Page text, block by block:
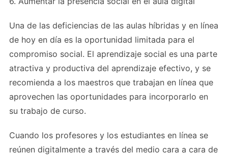
Una de las deficiencias de las aulas híbridas y en línea
de hoy en día es la oportunidad limitada para el
compromiso social. El aprendizaje social es una parte
atractiva y productiva del aprendizaje efectivo, y se
recomienda a los maestros que trabajan en línea que
aprovechen las oportunidades para incorporarlo en
su trabajo de curso.
Cuando los profesores y los estudiantes en línea se
reúnen digitalmente a través del medio cara a cara de